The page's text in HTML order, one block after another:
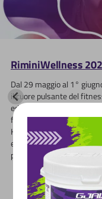
RiminiWellness
Dal 29 maggio al 1°
il cuore pulsante del
edizione di
fitness, benessere,
Hyrox. Anche quest’anno,
emozioni e opportunità
professionale.